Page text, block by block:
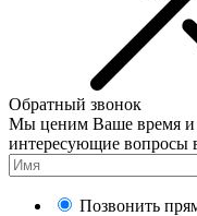
Обратный звонок
Мы ценим Ваше время и
интересующие вопросы
Позвонить